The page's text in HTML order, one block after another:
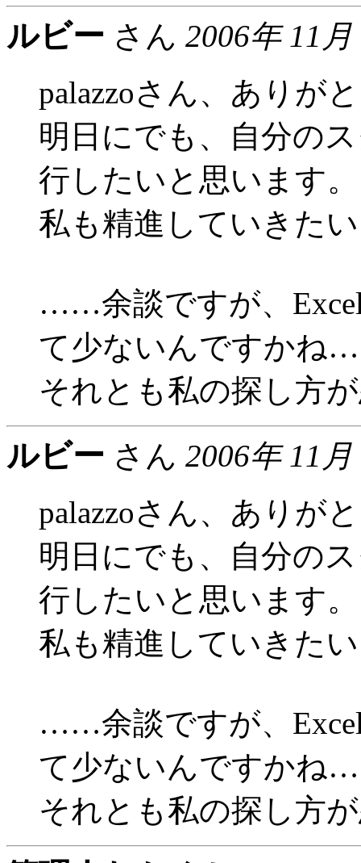
ルビー さん 2006年 11
palazzoさん、ありが
明日にでも、自分の
行したいと思います。
私も精進していきた
……余談ですが、
て少ないんですかね
それとも私の探し方
ルビー さん 2006年 11
palazzoさん、ありが
明日にでも、自分の
行したいと思います。
私も精進していきた
……余談ですが、
て少ないんですかね
それとも私の探し方